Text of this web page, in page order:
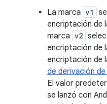
La marca v1
encriptación de
marca v2
encriptación de
encriptación de
de derivación
El valor
se lanzó con